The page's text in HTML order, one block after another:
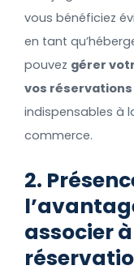
vous bénéficiez
en tant
pouvez gérer
vos réservations
indispensables à
commerce.
2.
associer